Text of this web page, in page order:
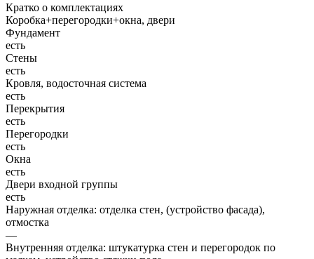
Кратко о комплектациях
Коробка+перегородки+окна, двери
Фундамент
есть
Стены
есть
Кровля, водосточная система
есть
Перекрытия
есть
Перегородки
есть
Окна
есть
Двери входной группы
есть
Наружная отделка: отделка стен, (устройство фасада),
отмостка
—
Внутренняя отделка: штукатурка стен и перегородок по